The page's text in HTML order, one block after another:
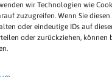
wir Technologien wie
zuzugreifen. Wenn Sie
oder eindeutige IDs auf
oder zurückziehen, können